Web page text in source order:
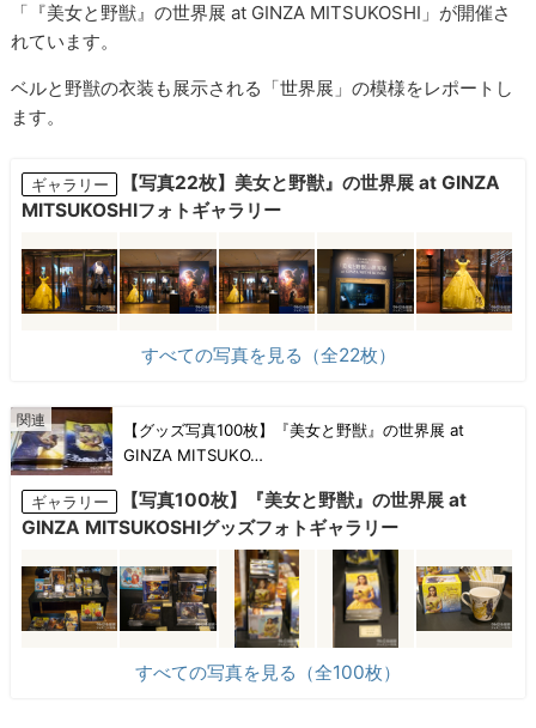
「『美女と野獣』の世界展 at GINZA MITSUKOSHI」が開催さ
れています。
ベルと野獣の衣装も展示される「世界展」の模様をレポートし
ます。
ギャラリー
【写真22枚】美女と野獣』の世界展 at GINZA
MITSUKOSHIフォトギャラリー
すべての写真を見る（全22枚）
【グッズ写真100枚】『美女と野獣』の世界展 at
GINZA MITSUKO…
ギャラリー
【写真100枚】『美女と野獣』の世界展 at
GINZA MITSUKOSHIグッズフォトギャラリー
すべての写真を見る（全100枚）